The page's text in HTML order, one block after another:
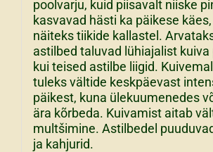
poolvarju, kuid piisavalt niiske
kasvavad hästi ka päikese
näiteks tiikide kallastel.
astilbed taluvad lühiajalist kuiva
kui teised astilbe liigid.
tuleks vältide keskpäevast
päikest, kuna ülekuumenedes
ära kõrbeda. Kuivamist aitab
multšimine. Astilbedel
ja kahjurid.